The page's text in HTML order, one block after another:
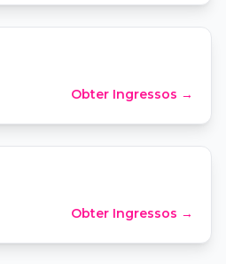
Obter Ingressos →
Obter Ingressos →
à Bad Bunny